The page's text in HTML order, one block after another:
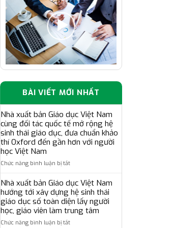
BÀI VIẾT MỚI NHẤT
Nhà xuất bản Giáo dục Việt Nam
cùng đối tác quốc tế mở rộng hệ
sinh thái giáo dục, đưa chuẩn khảo
thí Oxford đến gần hơn với người
học Việt Nam
Chức năng bình luận bị tắtở
xuất
bản
Giáo
dục
Việt
Nam
Nhà xuất bản Giáo dục Việt Nam
hướng tới xây dựng hệ sinh thái
giáo dục số toàn diện lấy người
học, giáo viên làm trung tâm
Chức năng bình luận bị tắtở